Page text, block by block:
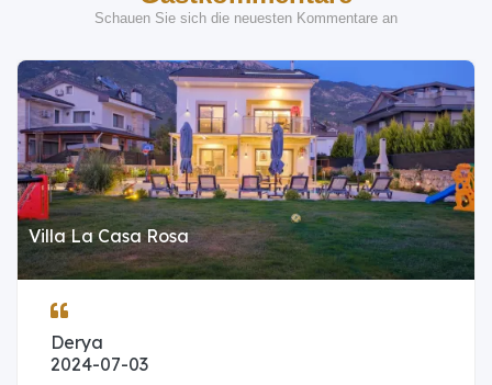
Schauen Sie sich die neuesten Kommentare an
Villa La Casa Rosa
Derya
2024-07-03